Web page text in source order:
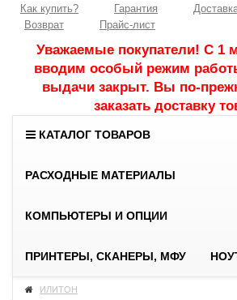
Как купить? Гарантия
Возврат
Прайс-лист
Уважаемые покупатели! С 1
вводим особый режим
выдачи закрыт. Вы по-
заказать доставку
КАТАЛОГ ТОВАРОВ
РАСХОДНЫЕ МАТЕРИАЛЫ
КОМПЬЮТЕРЫ И ОПЦИИ
ПРИНТЕРЫ, СКАНЕРЫ, МФУ
ИЛИТОН